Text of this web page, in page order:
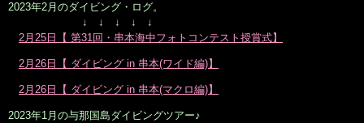
2023年2月のダイビング・ログ。
↓ ↓ ↓ ↓ ↓
2月25日【 第31回・串本海中フォトコンテスト授賞式】
2月26日【 ダイビング in 串本(ワイド編)】
2月26日【 ダイビング in 串本(マクロ編)】
2023年1月の与那国島ダイビングツアー♪